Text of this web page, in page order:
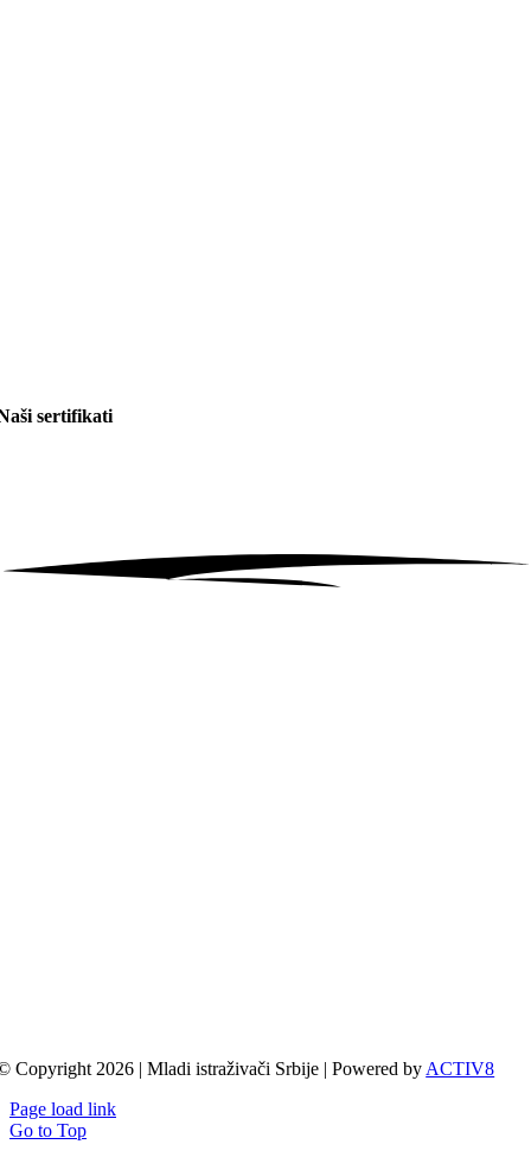
sertifikati
Copyright 2026 | Mladi istraživači Srbije | Powered by ACTIV8
Page load link
Go to Top